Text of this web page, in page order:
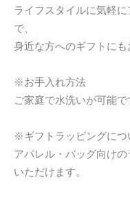
ライフスタイルに気軽
で、
身近な方へのギフトにも
※お手入れ方法
ご家庭で水洗いが可能で
※ギフトラッピングにつ
アパレル・バッグ向け
いただけます。